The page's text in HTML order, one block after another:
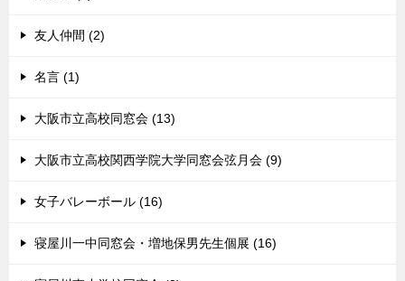
友人仲間 (2)
名言 (1)
大阪市立高校同窓会 (13)
大阪市立高校関西学院大学同窓会弦月会 (9)
女子バレーボール (16)
寝屋川一中同窓会・増地保男先生個展 (16)